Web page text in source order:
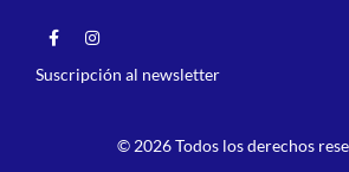
Suscripción al newsletter
© 2026 Todos los derechos